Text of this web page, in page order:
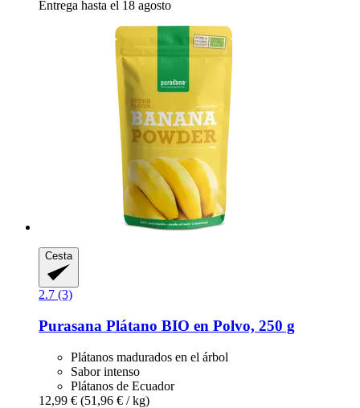
Entrega hasta el 18 agosto
Cesta
2.7 (3)
Purasana Plátano BIO en Polvo, 250 g
Plátanos madurados en el árbol
Sabor intenso
Plátanos de Ecuador
12,99 € (51,96 € / kg)